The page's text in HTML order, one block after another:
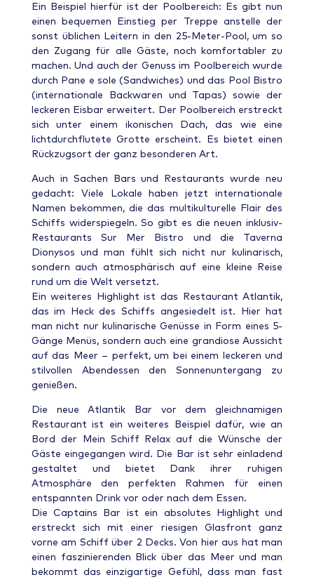
Ein Beispiel hierfür ist der Poolbereich: Es gibt nun
einen bequemen Einstieg per Treppe anstelle der
sonst üblichen Leitern in den 25-Meter-Pool, um so
den Zugang für alle Gäste, noch komfortabler zu
machen. Und auch der Genuss im Poolbereich wurde
durch Pane e sole (Sandwiches) und das Pool Bistro
(internationale Backwaren und Tapas) sowie der
leckeren Eisbar erweitert. Der Poolbereich erstreckt
sich unter einem ikonischen Dach, das wie eine
lichtdurchflutete Grotte erscheint. Es bietet einen
Rückzugsort der ganz besonderen Art.
Auch in Sachen Bars und Restaurants wurde neu
gedacht: Viele Lokale haben jetzt internationale
Namen bekommen, die das multikulturelle Flair des
Schiffs widerspiegeln. So gibt es die neuen inklusiv-
Restaurants Sur Mer Bistro und die Taverna
Dionysos und man fühlt sich nicht nur kulinarisch,
sondern auch atmosphärisch auf eine kleine Reise
rund um die Welt versetzt.
Ein weiteres Highlight ist das Restaurant Atlantik,
das im Heck des Schiffs angesiedelt ist. Hier hat
man nicht nur kulinarische Genüsse in Form eines 5-
Gänge Menüs, sondern auch eine grandiose Aussicht
auf das Meer – perfekt, um bei einem leckeren und
stilvollen Abendessen den Sonnenuntergang zu
genießen.
Die neue Atlantik Bar vor dem gleichnamigen
Restaurant ist ein weiteres Beispiel dafür, wie an
Bord der Mein Schiff Relax auf die Wünsche der
Gäste eingegangen wird. Die Bar ist sehr einladend
gestaltet und bietet Dank ihrer ruhigen
Atmosphäre den perfekten Rahmen für einen
entspannten Drink vor oder nach dem Essen.
Die Captains Bar ist ein absolutes Highlight und
erstreckt sich mit einer riesigen Glasfront ganz
vorne am Schiff über 2 Decks. Von hier aus hat man
einen faszinierenden Blick über das Meer und man
bekommt das einzigartige Gefühl, dass man fast